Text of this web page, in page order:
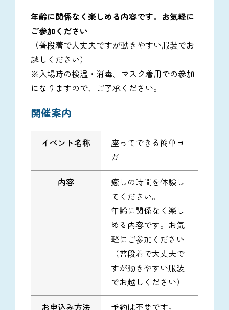
年齢に関係なく楽しめる内容です。お気軽に
ご参加ください
（普段着で大丈夫ですが動きやすい服装でお
越しください）
※入場時の検温・消毒、マスク着用での参加
になりますので、ご了承ください。
開催案内
イベント名称
座ってできる簡単ヨ
ガ
内容
癒しの時間を体験し
てください。
年齢に関係なく楽し
める内容です。お気
軽にご参加ください
（普段着で大丈夫で
すが動きやすい服装
でお越しください）
お申込み方法 予約は不要です。